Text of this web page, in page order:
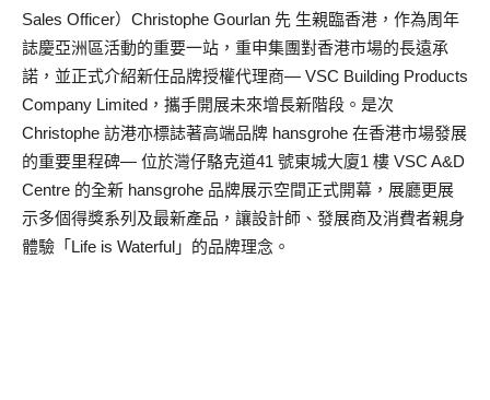
Sales Officer）Christophe Gourlan 先 生親臨香港，作為周年
誌慶亞洲區活動的重要一站，重申集團對香港市場的長遠承
諾，並正式介紹新任品牌授權代理商— VSC Building Products
Company Limited，攜手開展未來增長新階段。是次
Christophe 訪港亦標誌著高端品牌 hansgrohe 在香港市場發展
的重要里程碑— 位於灣仔駱克道41 號東城大廈1 樓 VSC A&D
Centre 的全新 hansgrohe 品牌展示空間正式開幕，展廳更展
示多個得獎系列及最新產品，讓設計師、發展商及消費者親身
體驗「Life is Waterful」的品牌理念。